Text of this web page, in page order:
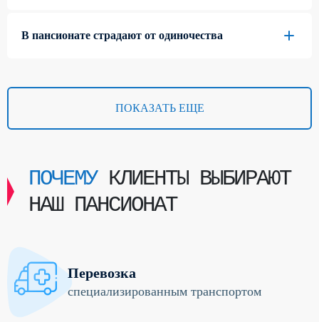
В пансионате страдают от одиночества
ПОКАЗАТЬ ЕЩЕ
ПОЧЕМУКЛИЕНТЫ ВЫБИРАЮТ
НАШ ПАНСИОНАТ
Перевозка
специализированным транспортом